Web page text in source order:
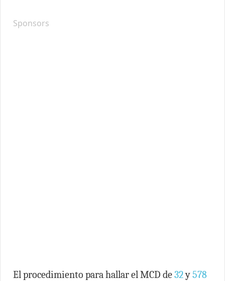
Sponsors
El procedimiento para hallar el MCD de32y578